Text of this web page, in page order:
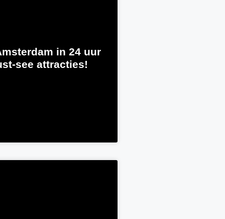
in 24 uur
see attracties!